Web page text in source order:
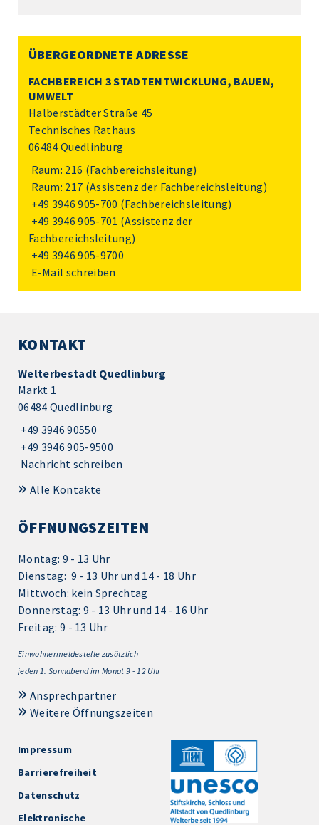
ÜBERGEORDNETE ADRESSE
FACHBEREICH 3 STADTENTWICKLUNG, BAUEN,
UMWELT
Halberstädter Straße 45
Technisches Rathaus
06484 Quedlinburg
Raum: 216 (Fachbereichsleitung)
Raum: 217 (Assistenz der Fachbereichsleitung)
+49 3946 905-700 (Fachbereichsleitung)
+49 3946 905-701 (Assistenz der
Fachbereichsleitung)
+49 3946 905-9700
E-Mail schreiben
KONTAKT
Welterbestadt Quedlinburg
Markt 1
06484 Quedlinburg
+49 3946 90550
+49 3946 905-9500
Nachricht schreiben
Alle Kontakte
ÖFFNUNGSZEITEN
Montag: 9 - 13 Uhr
Dienstag: 9 - 13 Uhr und 14 - 18 Uhr
Mittwoch: kein Sprechtag
Donnerstag: 9 - 13 Uhr und 14 - 16 Uhr
Freitag: 9 - 13 Uhr
Einwohnermeldestelle zusätzlich
jeden 1. Sonnabend im Monat 9 - 12 Uhr
Ansprechpartner
Weitere Öffnungszeiten
Impressum
Barrierefreiheit
Datenschutz
Elektronische